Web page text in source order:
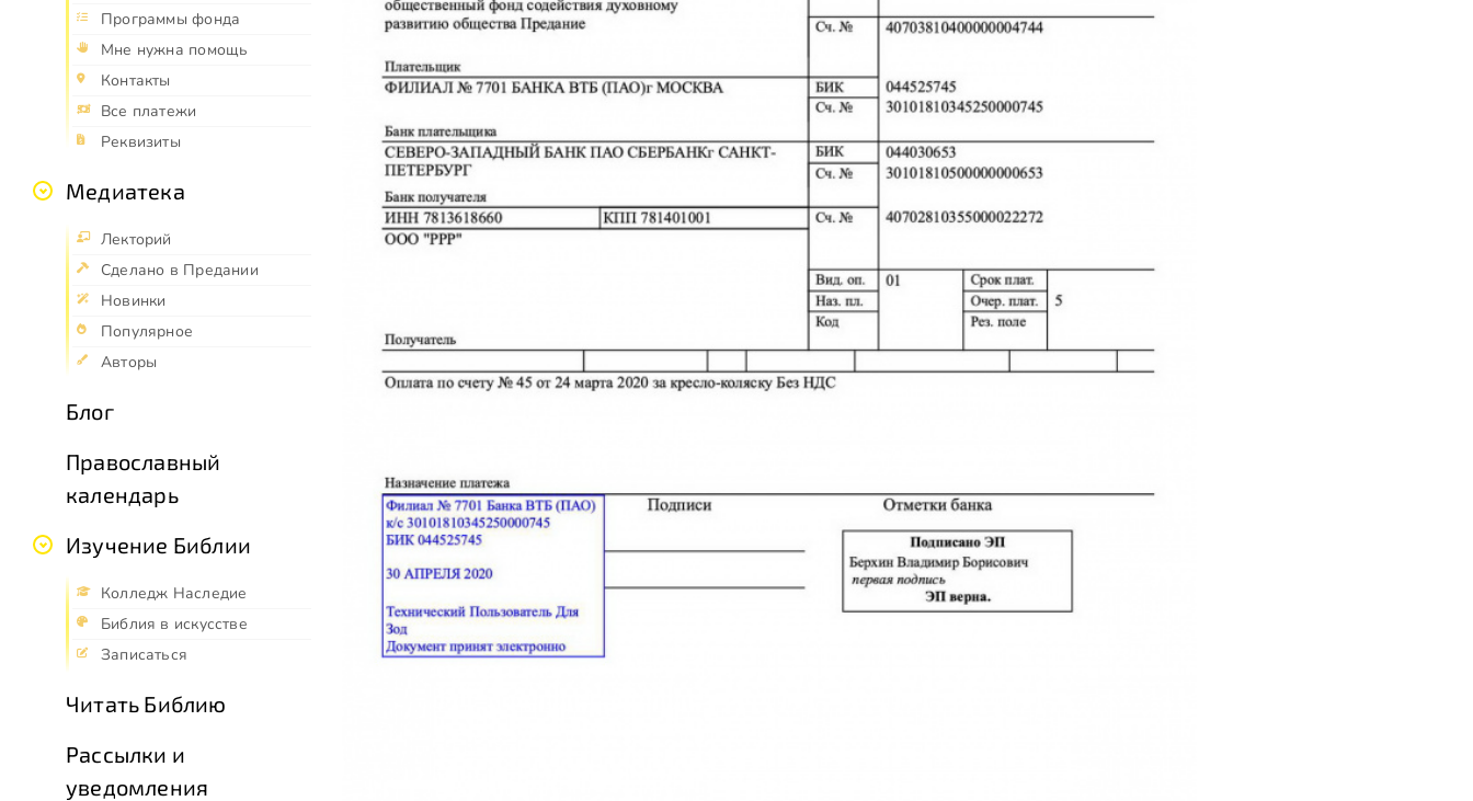
Программы фонда
Мне нужна помощь
Контакты
Все платежи
Реквизиты
Медиатека
Лекторий
Сделано в Предании
Новинки
Популярное
Авторы
Блог
Православный
календарь
Изучение Библии
Колледж Наследие
Библия в искусстве
Записаться
Читать Библию
Рассылки и
уведомления